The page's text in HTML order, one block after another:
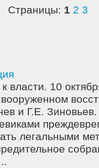
Страницы: 1 2 3
власти. 10
и Г.Е.
легальными